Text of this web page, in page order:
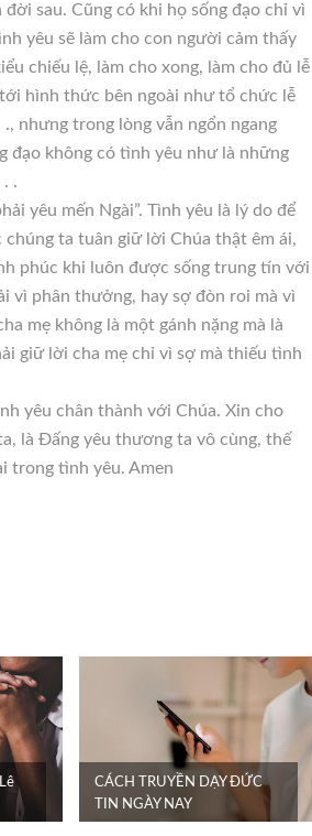
sau. Cũng có khi họ sống đạo chỉ vì
yêu sẽ làm cho con người cảm thấy
chiếu lệ, làm cho xong, làm cho đủ lễ
hình thức bên ngoài như tổ chức lễ
nhưng trong lòng vẫn ngổn ngang
đạo không có tình yêu như là những
.
yêu mến Ngài”. Tình yêu là lý do để
ta tuân giữ lời Chúa thật êm ái,
phúc khi luôn được sống trung tín với
vì phân thưởng, hay sợ đòn roi mà vì
mẹ không là một gánh nặng mà là
giữ lời cha mẹ chỉ vì sợ mà thiếu tình
yêu chân thành với Chúa. Xin cho
là Đấng yêu thương ta vô cùng, thế
trong tình yêu. Amen
CÁCH TRUYỀN DẠY ĐỨC
TIN NGÀY NAY